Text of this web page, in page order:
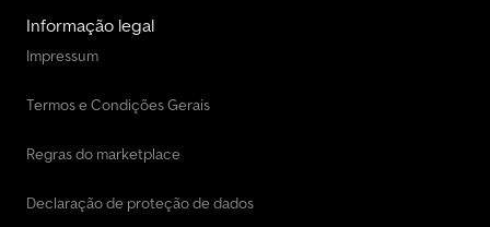
Informação legal
Impressum
Termos e Condições Gerais
Regras do marketplace
Declaração de proteção de dados